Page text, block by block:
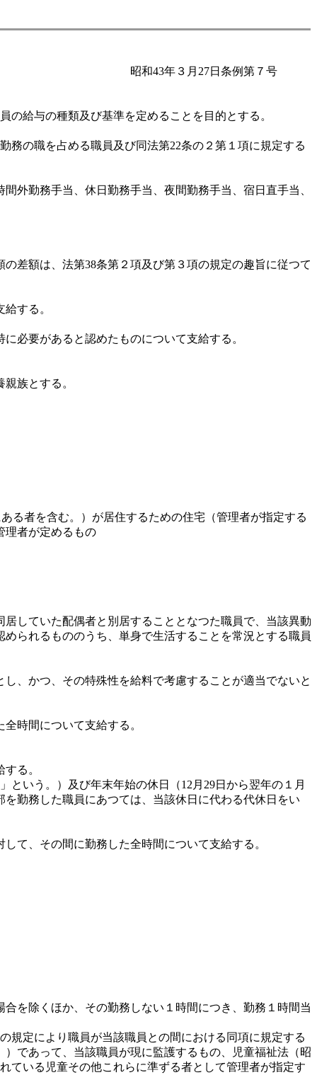
昭和43年３月27日条例第７号
給与の種類及び基準を定めることを目的とする。
の職を占める職員及び同法第22条の２第１項に規定する
外勤務手当、休日勤務手当、夜間勤務手当、宿日直手当、
差額は、法第38条第２項及び第３項の規定の趣旨に従つて
する。
必要があると認めたものについて支給する。
族とする。
る者を含む。）が居住するための住宅（管理者が指定する
理者が定めるもの
していた配偶者と別居することとなつた職員で、当該異動
られるもののうち、単身で生活することを常況とする職員
、かつ、その特殊性を給料で考慮することが適当でないと
時間について支給する。
る。
いう。）及び年末年始の休日（12月29日から翌年の１月
勤務した職員にあつては、当該休日に代わる代休日をい
て、その間に勤務した全時間について支給する。
を除くほか、その勤務しない１時間につき、勤務１時間当
規定により職員が当該職員との間における同項に規定する
であって、当該職員が現に監護するもの、児童福祉法（昭
ている児童その他これらに準ずる者として管理者が指定す